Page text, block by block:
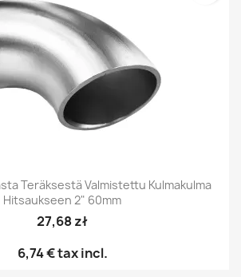
Teräksestä Valmistettu Kulmakulma
Hitsaukseen 2" 60mm
27,68 zł
6,74 €tax incl.